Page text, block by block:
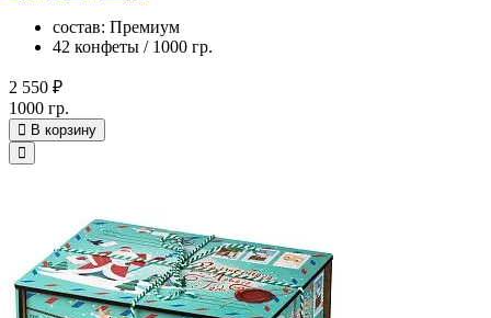
состав: Премиум
42 конфеты / 1000 гр.
2 550 ₽
1000 гр.
В корзину